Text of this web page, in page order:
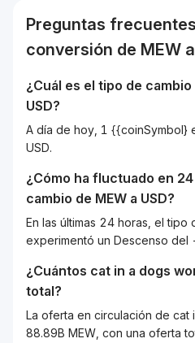
Preguntas
conversión de MEW a
¿Cuál es el tipo de
USD?
A día de hoy, 1 {{coinSymbol}
USD.
¿Cómo ha fluctuado en
cambio de MEW a USD?
En las últimas 24 horas, el tipo
experimentó un Descenso del
¿Cuántos cat in a dogs
total?
La oferta en circulación de cat
88.89B MEW, con una oferta